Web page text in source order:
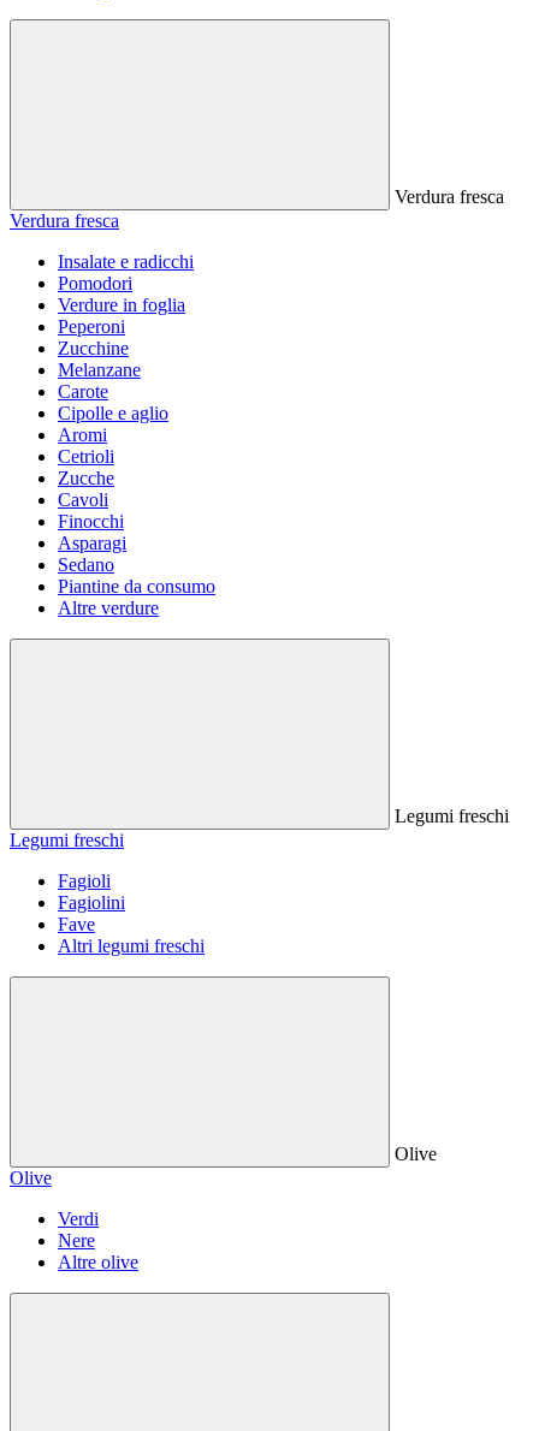
Verdura fresca
Verdura fresca
Insalate e radicchi
Pomodori
Verdure in foglia
Peperoni
Zucchine
Melanzane
Carote
Cipolle e aglio
Aromi
Cetrioli
Zucche
Cavoli
Finocchi
Asparagi
Sedano
Piantine da consumo
Altre verdure
Legumi freschi
Legumi freschi
Fagioli
Fagiolini
Fave
Altri legumi freschi
Olive
Olive
Verdi
Nere
Altre olive